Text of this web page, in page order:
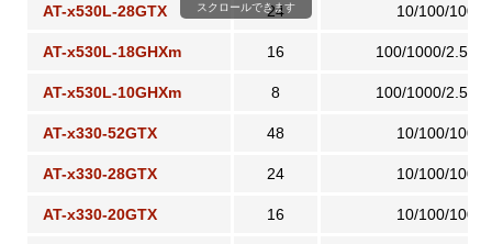
AT-x530L-28GTX 24 10/100/
AT-x530L-18GHXm 16 100/1000/2.5G/
AT-x530L-10GHXm 8 100/1000/2.5G/
AT-x330-52GTX 48 10/100/
AT-x330-28GTX 24 10/100/
AT-x330-20GTX 16 10/100/
スクロールできます